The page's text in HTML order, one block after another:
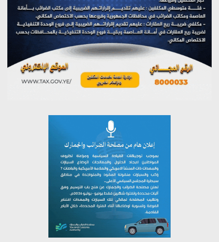
يوليو 27, 2026
تستمعون لبرنامج (مع السيد القائد)
يوليو 26, 2026